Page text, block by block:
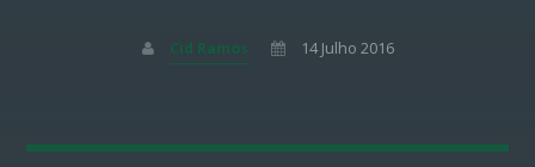
Facebook
Cid Ramos 14 Julho 2016